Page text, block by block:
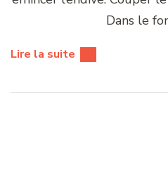
Dans le
Lire la suite